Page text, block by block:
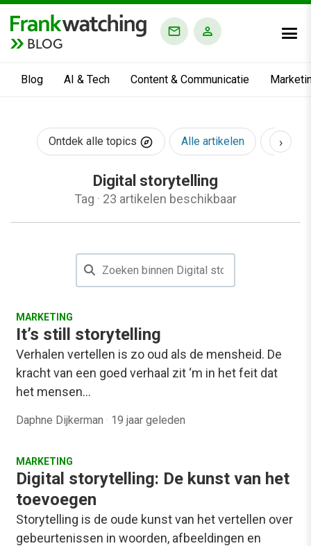
BLOG
Blog AI & Tech Content & Communicatie
Ontdek alle topics Alle artikelen AI &
›
Digital storytelling
Tag · 23 artikelen beschikbaar
MARKETING
It’s still storytelling
Verhalen vertellen is zo oud als de mensheid. De
kracht van een goed verhaal zit ‘m in het feit dat
het mensen…
Daphne Dijkerman · 19 jaar geleden
MARKETING
Digital storytelling: De kunst van het
toevoegen
Storytelling is de oude kunst van het vertellen over
gebeurtenissen in woorden, afbeeldingen en